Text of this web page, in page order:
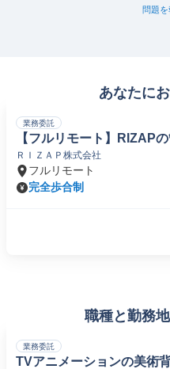
問題を
あなたに
業務委託
【フルリモート】RIZAP
ＲＩＺＡＰ株式会社
フルリモート
完全歩合制
職種と勤務
業務委託
TVアニメーションの美術